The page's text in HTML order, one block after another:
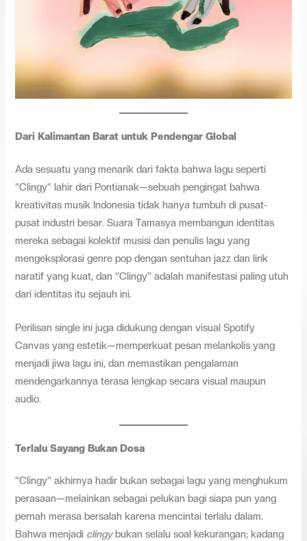
Dari Kalimantan Barat untuk Pendengar Global
Ada sesuatu yang menarik dari fakta bahwa lagu seperti
“Clingy” lahir dari Pontianak—sebuah pengingat bahwa
kreativitas musik Indonesia tidak hanya tumbuh di pusat-
pusat industri besar. Suara Tamasya membangun identitas
mereka sebagai kolektif musisi dan penulis lagu yang
mengeksplorasi genre pop dengan sentuhan jazz dan lirik
naratif yang kuat, dan “Clingy” adalah manifestasi paling utuh
dari identitas itu sejauh ini.
Perilisan single ini juga didukung dengan visual Spotify
Canvas yang estetik—memperkuat pesan melankolis yang
menjadi jiwa lagu ini, dan memastikan pengalaman
mendengarkannya terasa lengkap secara visual maupun
audio.
Terlalu Sayang Bukan Dosa
“Clingy” akhirnya hadir bukan sebagai lagu yang menghukum
perasaan—melainkan sebagai pelukan bagi siapa pun yang
pernah merasa bersalah karena mencintai terlalu dalam.
Bahwa menjadi clingybukan selalu soal kekurangan; kadang